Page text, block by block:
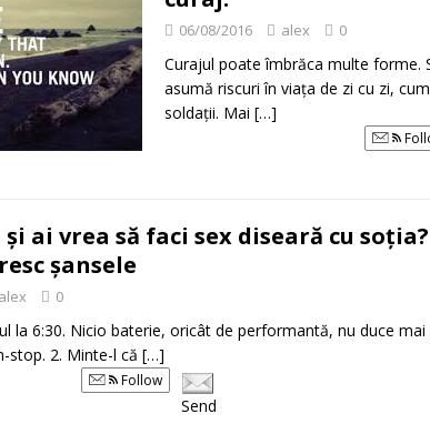
06/08/2016 alex 0
Curajul poate îmbrăca multe forme.
asumă riscuri în viața de zi cu zi,
soldații. Mai […]
ai vrea să faci sex diseară cu
șansele
alex 0
la 6:30. Nicio baterie, oricât de performantă, nu duce
stop. 2. Minte-l că […]
Follow
Send